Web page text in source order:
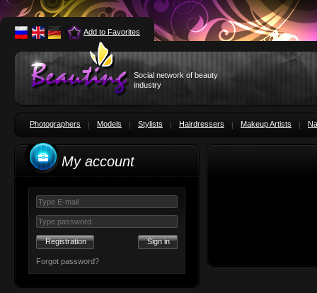
Add to Favorites
Social network of beauty
industry
Photographers Models Stylists Hairdressers Makeup Artists
My account
Registration
Forgot password?